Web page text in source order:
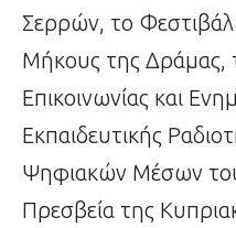
Σερρών, το Φεστιβάλ
Μήκους της Δράμας,
Επικοινωνίας και
Εκπαιδευτικής
Ψηφιακών Μέσων
Πρεσβεία της